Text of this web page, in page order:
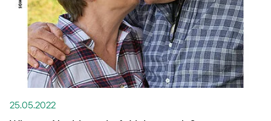
25.05.2022